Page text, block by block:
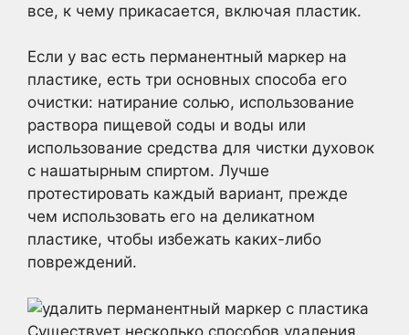
все, к чему прикасается, включая пластик.
Если у вас есть перманентный маркер на
пластике, есть три основных способа его
очистки: натирание солью, использование
раствора пищевой соды и воды или
использование средства для чистки духовок
с нашатырным спиртом. Лучше
протестировать каждый вариант, прежде
чем использовать его на деликатном
пластике, чтобы избежать каких-либо
повреждений.
Существует несколько способов удаления